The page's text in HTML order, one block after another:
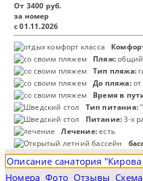
От 3400 руб.
за номер
с 01.11.2026
Пляж:общий
Тип пляжа:
До пляжа:от
Время в
Тип питания:
Питание:3-х
Лечение:есть
Описание санатория
Номера Фото Отзывы